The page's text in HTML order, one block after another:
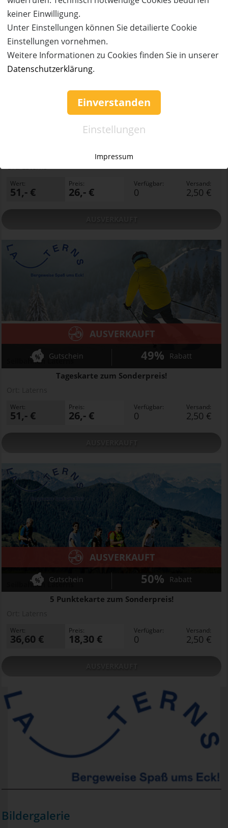
keiner Einwilligung.
Unter Einstellungen können Sie detailierte Cookie
Einstellungen vornehmen.
Weitere Informationen zu Cookies finden Sie in unserer
Datenschutzerklärung.
Einverstanden
Einstellungen
Impressum
Tageskarte zum Sonderpreis!
AUSVERKAUFT
49%
Ort:Laterns
Wert:
51,- €
Preis:
26,- €
Verfügbar:
0
Versand:
2,50 €
Seilbahnen Laterns
Tageskarte zum Sonderpreis!
AUSVERKAUFT
Gutschein 49% Rabatt
Wert:
51,- €
Preis:
26,- €
Verfügbar:
0
Versand:
2,50 €
Seilbahnen Laterns
5 Punktekarte zum Sonderpreis!
AUSVERKAUFT
Gutschein 50% Rabatt
Wert:
36,60 €
Preis:
18,30 €
Verfügbar:
0
Versand:
2,50 €
Bildergalerie